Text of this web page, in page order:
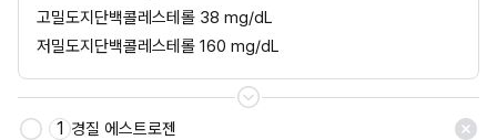
고밀도지단백콜레스테롤 38 mg/dL
저밀도지단백콜레스테롤 160 mg/dL
1 경질 에스트로젠